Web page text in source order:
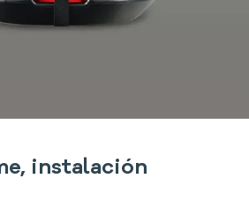
instalación